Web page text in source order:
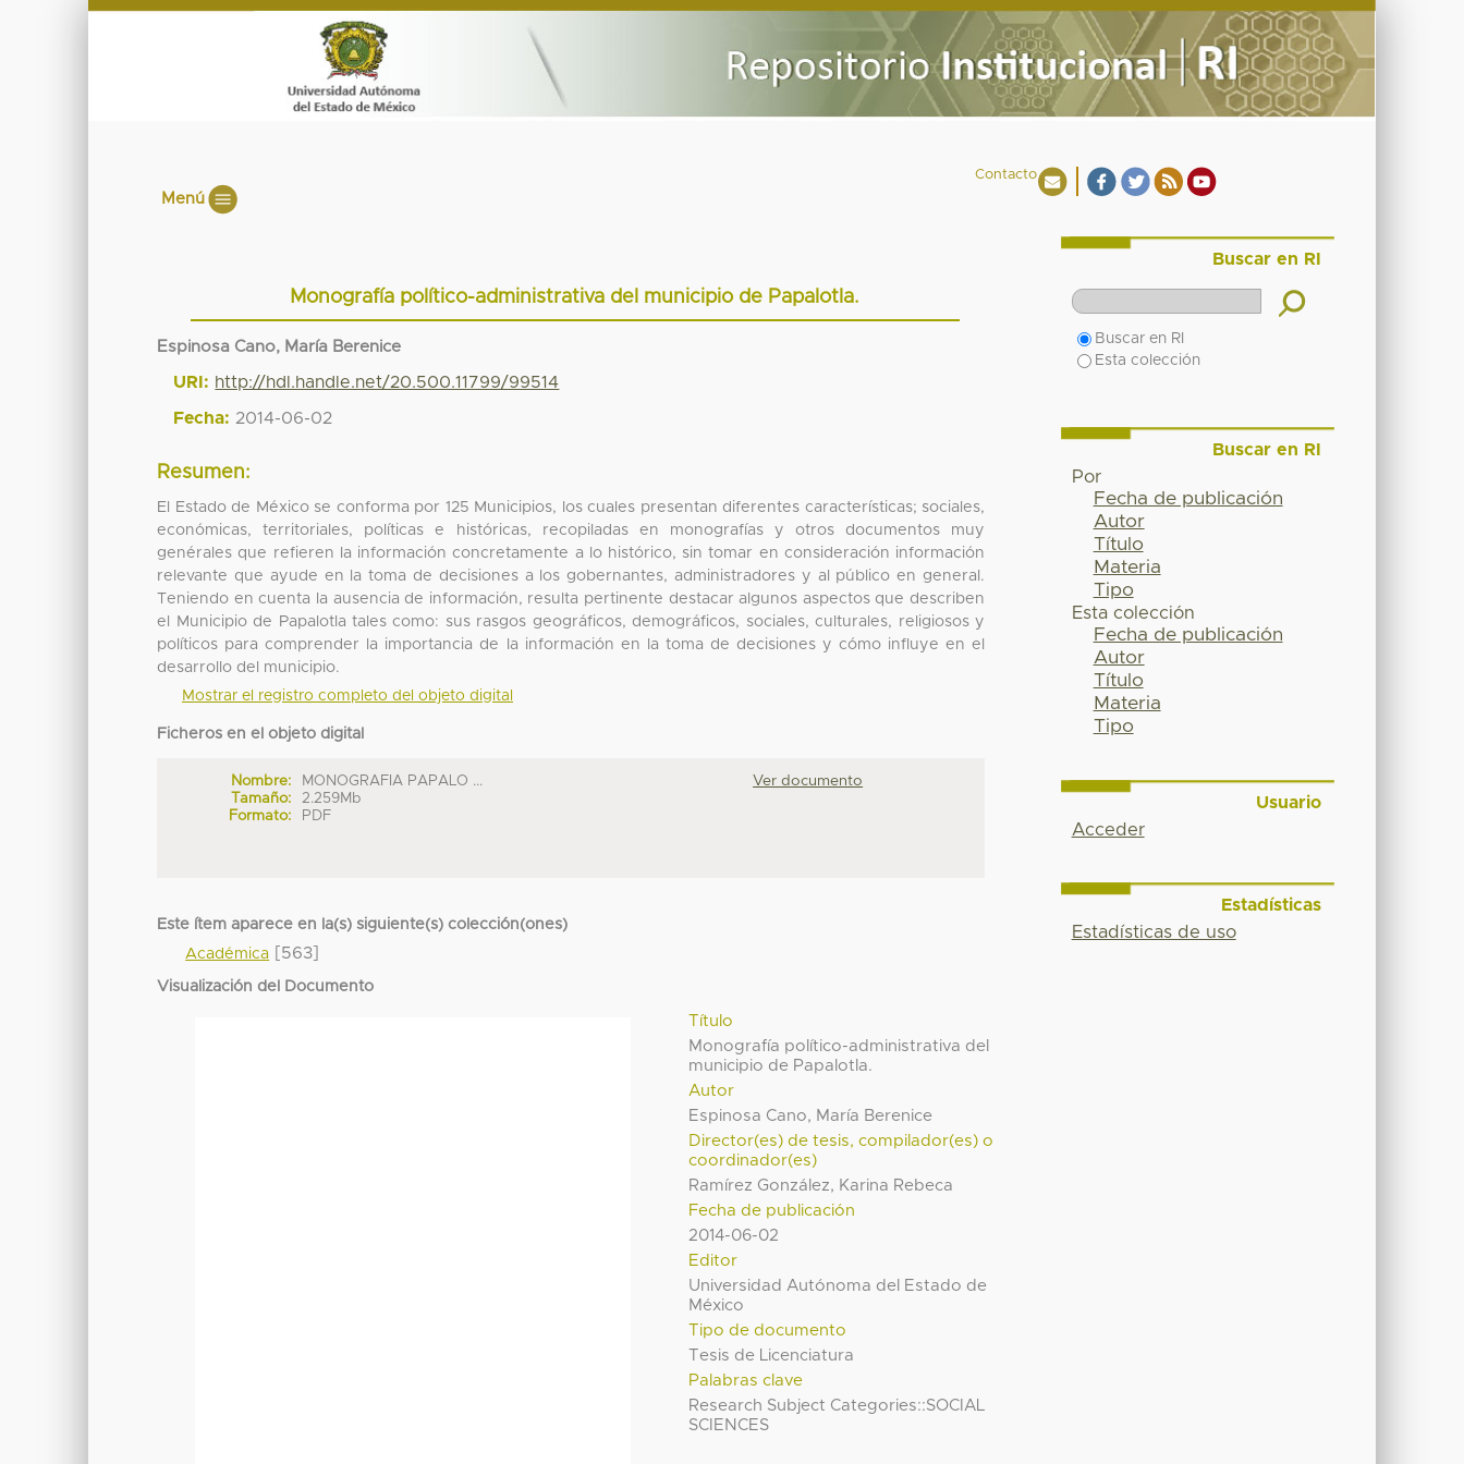
Contacto
Menú
Monografía político-administrativa del municipio de Papalotla.
Espinosa Cano, María Berenice
URI: http://hdl.handle.net/20.500.11799/99514
Fecha: 2014-06-02
Resumen:
El Estado de México se conforma por 125 Municipios, los cuales presentan diferentes características; sociales,
económicas, territoriales, políticas e históricas, recopiladas en monografías y otros documentos muy
genérales que refieren la información concretamente a lo histórico, sin tomar en consideración información
relevante que ayude en la toma de decisiones a los gobernantes, administradores y al público en general.
Teniendo en cuenta la ausencia de información, resulta pertinente destacar algunos aspectos que describen
el Municipio de Papalotla tales como: sus rasgos geográficos, demográficos, sociales, culturales, religiosos y
políticos para comprender la importancia de la información en la toma de decisiones y cómo influye en el
desarrollo del municipio.
Mostrar el registro completo del objeto digital
Ficheros en el objeto digital
Nombre:
MONOGRAFIA PAPALO ...
Tamaño:
2.259Mb
Formato:
PDF
Ver documento
Este ítem aparece en la(s) siguiente(s) colección(ones)
Académica [563]
Visualización del Documento
Título
Monografía político-administrativa del
municipio de Papalotla.
Autor
Espinosa Cano, María Berenice
Director(es) de tesis, compilador(es) o
coordinador(es)
Ramírez González, Karina Rebeca
Fecha de publicación
2014-06-02
Editor
Universidad Autónoma del Estado de
México
Tipo de documento
Tesis de Licenciatura
Palabras clave
Research Subject Categories::SOCIAL
SCIENCES
Buscar en RI
Buscar en RI
Esta colección
Buscar en RI
Por
Fecha de publicación
Autor
Título
Materia
Tipo
Esta colección
Fecha de publicación
Autor
Título
Materia
Tipo
Usuario
Acceder
Estadísticas
Estadísticas de uso